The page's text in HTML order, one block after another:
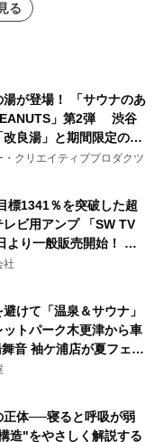
る
湯が登場！ 「サウナのあ
」第2弾 渋谷
良湯」と期間限定のコ
ン サウナイキタイコラ
決定！
クリエイティブプロダクツ
標1341％を突破した超
ビ用アンプ 「SW TV
より一般販売開始！ ケ
ぐだけ、テレビの音が
社
けて「温泉＆サウナ」
ットパーク木更津から車
音 袖ケ浦店が夏フェア
正体──寝ると呼吸が弱
造"をやさしく解説する